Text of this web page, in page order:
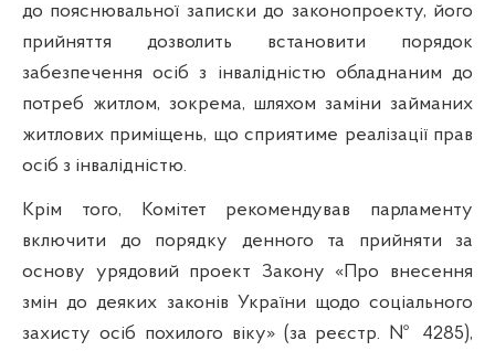
до пояснювальної записки до законопроекту, його
прийняття дозволить встановити порядок
забезпечення осіб з інвалідністю обладнаним до
потреб житлом, зокрема, шляхом заміни займаних
житлових приміщень, що сприятиме реалізації прав
осіб з інвалідністю.
Крім того, Комітет рекомендував парламенту
включити до порядку денного та прийняти за
основу урядовий проект Закону «Про внесення
змін до деяких законів України щодо соціального
захисту осіб похилого віку» (за реєстр. № 4285),